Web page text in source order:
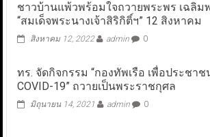
ชาวบ้านแพ้วพร้อมใจถวายพระพร เฉลิ
“สมเด็จพระนางเจ้าสิริกิติ์ฯ” 12 สิงหาคม
สิงหาคม 12, 2022 admin 0
ทร. จัดกิจกรรม “กองทัพเรือ เพื่อประชา
COVID-19” ถวายเป็นพระราชกุศล
มิถุนายน 14, 2021 admin 0